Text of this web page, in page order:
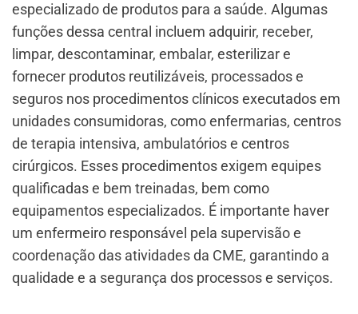
especializado de produtos para a saúde. Algumas
funções dessa central incluem adquirir, receber,
limpar, descontaminar, embalar, esterilizar e
fornecer produtos reutilizáveis, processados e
seguros nos procedimentos clínicos executados em
unidades consumidoras, como enfermarias, centros
de terapia intensiva, ambulatórios e centros
cirúrgicos. Esses procedimentos exigem equipes
qualificadas e bem treinadas, bem como
equipamentos especializados. É importante haver
um enfermeiro responsável pela supervisão e
coordenação das atividades da CME, garantindo a
qualidade e a segurança dos processos e serviços.